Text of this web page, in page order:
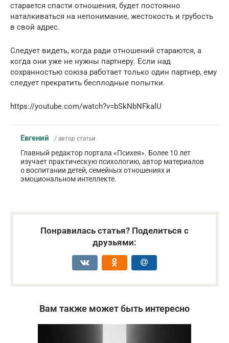
старается спасти отношения, будет постоянно
наталкиваться на непонимание, жестокость и грубость
в свой адрес.
Следует видеть, когда ради отношений стараются, а
когда они уже не нужны партнеру. Если над
сохранностью союза работает только один партнер, ему
следует прекратить бесплодные попытки.
https://youtube.com/watch?v=bSkNbNFkalU
Евгений / автор статьи
Главный редактор портала «Психея». Более 10 лет
изучает практическую психологию, автор материалов
о воспитании детей, семейных отношениях и
эмоциональном интеллекте.
Понравилась статья? Поделиться с
друзьями:
Вам также может быть интересно